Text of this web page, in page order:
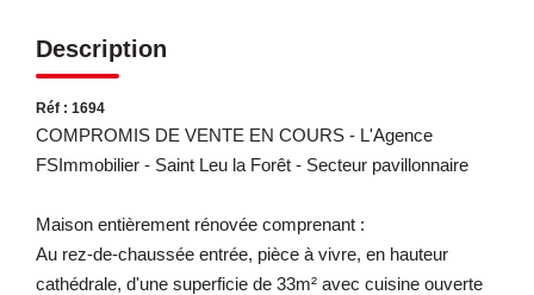
Description
Réf : 1694
COMPROMIS DE VENTE EN COURS - L'Agence
FSImmobilier - Saint Leu la Forêt - Secteur pavillonnaire
Maison entièrement rénovée comprenant :
Au rez-de-chaussée entrée, pièce à vivre, en hauteur
cathédrale, d'une superficie de 33m² avec cuisine ouverte